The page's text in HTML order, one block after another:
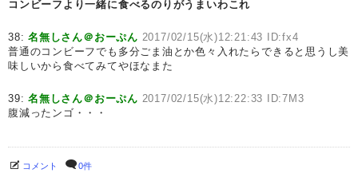
コンビーフより一緒に食べるのりがうまいわこれ
38:名無しさん＠おーぷん 2017/02/15(水)12:21:43 ID:fx4
普通のコンビーフでも多分ごま油とか色々入れたらできると思うし美
味しいから食べてみてやほなまた
39:名無しさん＠おーぷん 2017/02/15(水)12:22:33 ID:7M3
腹減ったンゴ・・・
コメント 0件